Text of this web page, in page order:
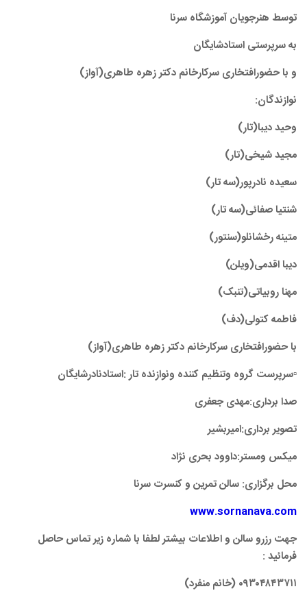
توسط هنرجویان آموزشگاه سرنا
به سرپرستی استادشایگان
و با حضورافتخاری سرکارخانم دکتر زهره طاهری(آواز)
نوازندگان:
وحید دیبا(تار)
مجید شیخی(تار)
سعیده نادرپور(سه تار)
شنتیا صفائی(سه تار)
متینه رخشانلو(سنتور)
دیبا اقدمی(ویلن)
مهنا روبیاتی(تنبک)
فاطمه کتولی(دف)
با حضورافتخاری سرکارخانم دکتر زهره طاهری(آواز)
▫️سرپرست گروه وتنظیم کننده ونوازنده تار :استادنادرشایگان
صدا برداری:مهدی جعفری
تصویر برداری:امیربشیر
میکس ومستر:داوود بحری نژاد
محل برگزاری: سالن تمرین و کنسرت سرنا
www.sornanava.com
جهت رزرو سالن و اطلاعات بیشتر لطفا با شماره زیر تماس حاصل
فرمائید :
۰۹۳۰۴۸۴۳۷۱۱ (خانم منفرد)